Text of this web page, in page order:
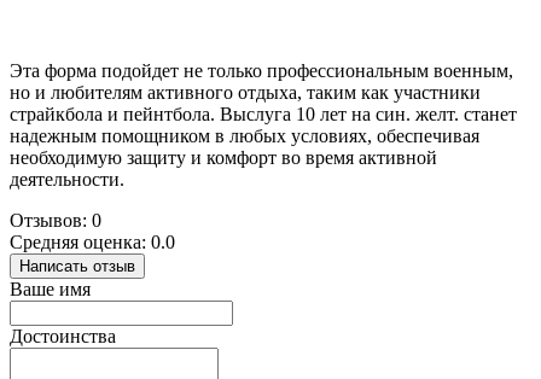
Эта форма подойдет не только профессиональным военным,
но и любителям активного отдыха, таким как участники
страйкбола и пейнтбола. Выслуга 10 лет на син. желт. станет
надежным помощником в любых условиях, обеспечивая
необходимую защиту и комфорт во время активной
деятельности.
Отзывов: 0
Средняя оценка: 0.0
Написать отзыв
Ваше имя
Достоинства